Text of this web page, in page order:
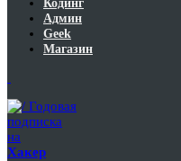
Кодинг
Админ
Geek
Магазин
Годовая
подписка
на
Хакер